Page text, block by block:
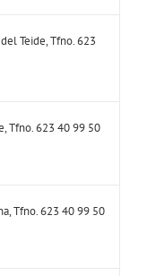
Teide, Tfno. 623
Tfno. 623 40 99 50
Tfno. 623 40 99 50